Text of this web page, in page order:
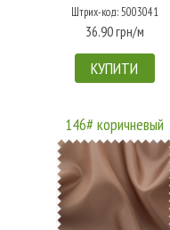
Штрих-код: 5003041
36.90 грн/м
КУПИТИ
146# коричневый